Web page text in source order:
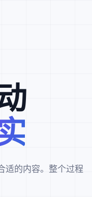
适的内容。整个过程